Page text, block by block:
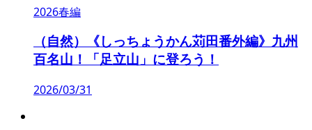
2026春編
（自然）《しっちょうかん苅田番外編》九州
百名山！「足立山」に登ろう！
2026/03/31